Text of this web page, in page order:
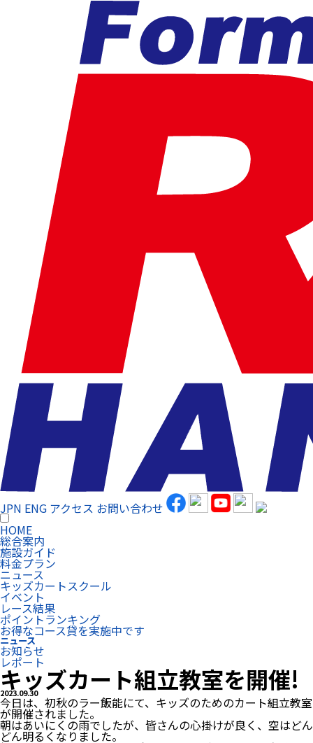
JPN ENG アクセス お問い合わせ
HOME
総合案内
施設ガイド
料金プラン
ニュース
キッズカートスクール
イベント
レース結果
ポイントランキング
お得なコース貸を実施中です
ニュース
お知らせ
レポート
キッズカート組立教室を開催!
2023.09.30
今日は、初秋のラー飯能にて、キッズのためのカート組立教室
が開催されました。
朝はあいにくの雨でしたが、皆さんの心掛けが良く、空はどん
どん明るくなりました。